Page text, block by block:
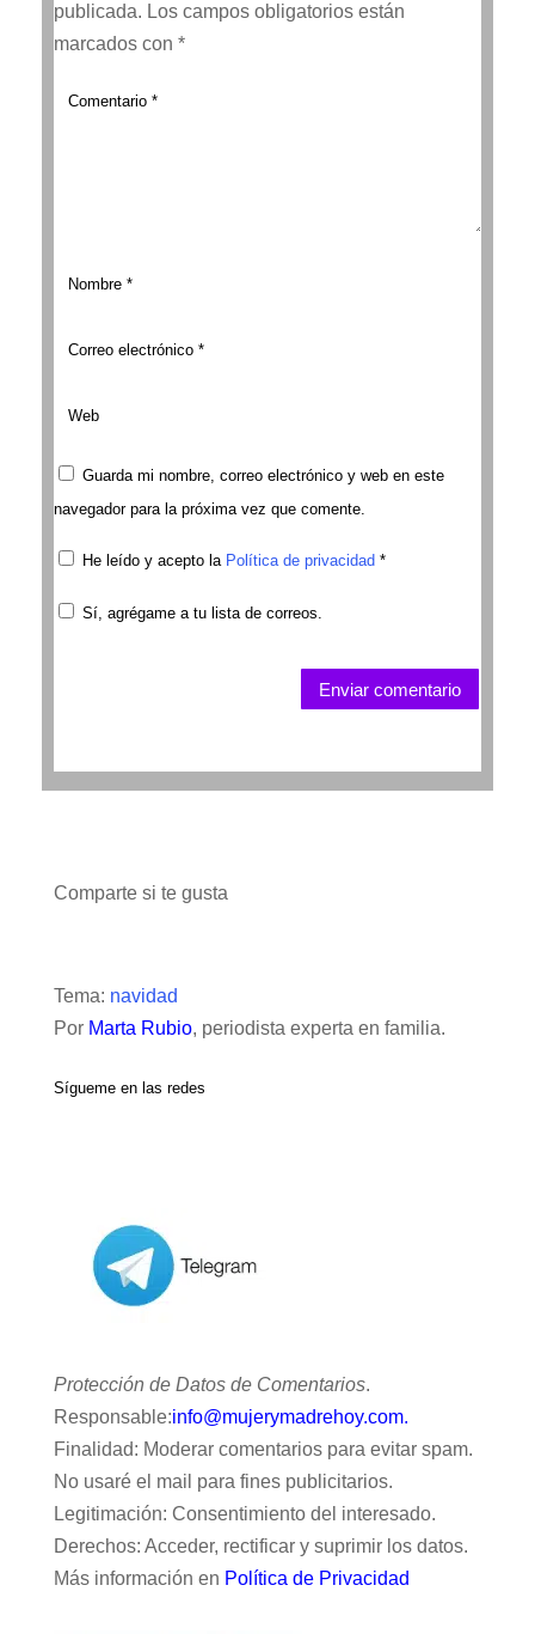
publicada. Los campos obligatorios están
marcados con *
Guarda mi nombre, correo electrónico y web en este
navegador para la próxima vez que comente.
He leído y acepto la Política de privacidad *
Sí, agrégame a tu lista de correos.
Enviar comentario
Comparte si te gusta
Tema: navidad
Por Marta Rubio, periodista experta en familia.
Sígueme en las redes
Protección de Datos de Comentarios.
Responsable:info@mujerymadrehoy.com.
Finalidad: Moderar comentarios para evitar spam.
No usaré el mail para fines publicitarios.
Legitimación: Consentimiento del interesado.
Derechos: Acceder, rectificar y suprimir los datos.
Más información en Política de Privacidad